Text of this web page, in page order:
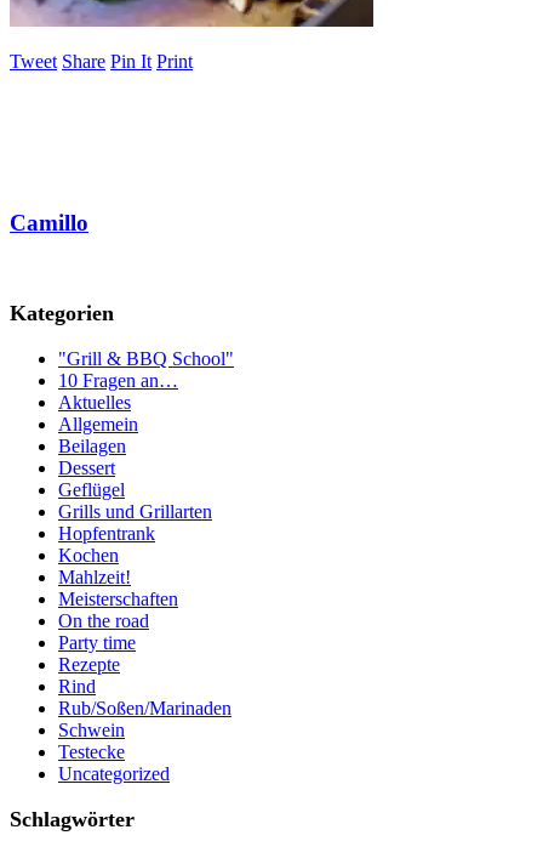
Tweet Share Pin It Print
Camillo
Kategorien
"Grill & BBQ School"
10 Fragen an…
Aktuelles
Allgemein
Beilagen
Dessert
Geflügel
Grills und Grillarten
Hopfentrank
Kochen
Mahlzeit!
Meisterschaften
On the road
Party time
Rezepte
Rind
Rub/Soßen/Marinaden
Schwein
Testecke
Uncategorized
Schlagwörter